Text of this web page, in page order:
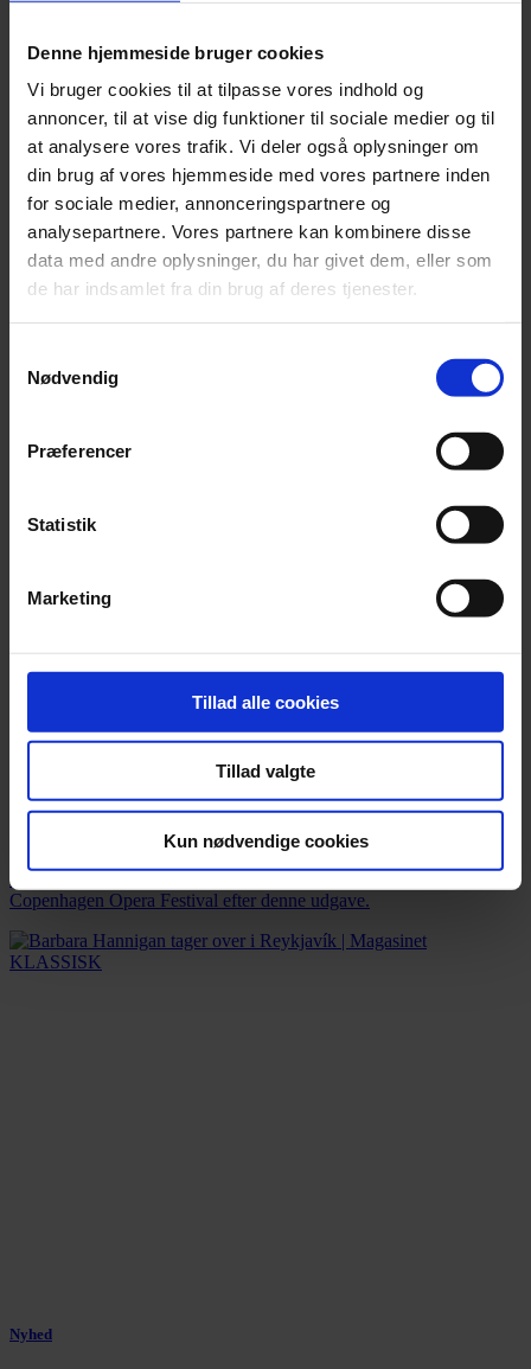
Denne hjemmeside bruger cookies
Vi bruger cookies til at tilpasse vores indhold og
annoncer, til at vise dig funktioner til sociale medier og til
at analysere vores trafik. Vi deler også oplysninger om
din brug af vores hjemmeside med vores partnere inden
for sociale medier, annonceringspartnere og
analysepartnere. Vores partnere kan kombinere disse
data med andre oplysninger, du har givet dem, eller som
de har indsamlet fra din brug af deres tjenester.
Nødvendig
Præferencer
Statistik
Marketing
Tillad alle cookies
Tillad valgte
Kun nødvendige cookies
Jonas Kaufmann advarer fans mod biografi
og fidus.
Afgående kunstnerisk leder: »Copenhagen Opera Festival er et
Amy Lane siger farvel efter syv år som kunstnerisk leder for
Copenhagen Opera Festival efter denne udgave.
Nyhed